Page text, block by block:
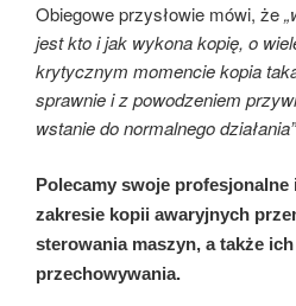
Obiegowe przysłowie mówi, że
jest kto i jak wykona kopię, o
krytycznym momencie kopia
sprawnie i z powodzeniem
wstanie do normalnego działania”
Polecamy swoje profesjonalne
zakresie kopii awaryjnych
sterowania maszyn, a także
przechowywania.